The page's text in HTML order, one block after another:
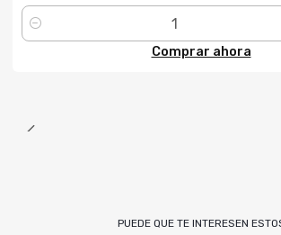
Cantidad
Comprar ahora
PUEDE QUE TE INTERESEN